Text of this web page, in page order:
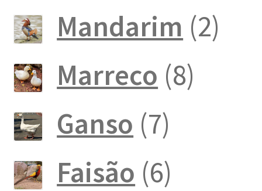
Mandarim 22
Marreco 88
Ganso 77
Faisão 66